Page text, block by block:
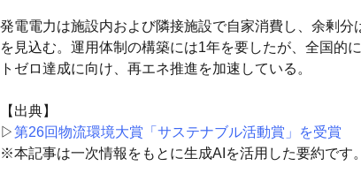
発電電力は施設内および隣接施設で自家消費し、余剰
を見込む。運用体制の構築には1年を要したが、全国的
トゼロ達成に向け、再エネ推進を加速している。
【出典】
▷第26回物流環境大賞「サステナブル活動賞」を受賞
※本記事は一次情報をもとに生成AIを活用した要約です